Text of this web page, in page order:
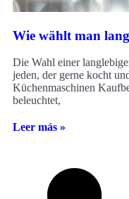
Wie wählt man
Die Wahl einer
jeden, der gerne kocht
Küchenmaschinen
beleuchtet,
Leer más »